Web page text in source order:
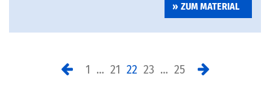
ZUM MATERIAL
1 … 21 22 23 … 25